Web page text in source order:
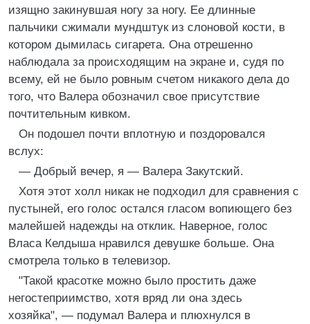
изящно закинувшая ногу за ногу. Ее длинные
пальчики сжимали мундштук из слоновой кости, в
котором дымилась сигарета. Она отрешенно
наблюдала за происходящим на экране и, судя по
всему, ей не было ровным счетом никакого дела до
того, что Валера обозначил свое присутствие
почтительным кивком.
Он подошел почти вплотную и поздоровался
вслух:
— Добрый вечер, я — Валера Закутский.
Хотя этот холл никак не подходил для сравнения с
пустыней, его голос остался гласом вопиющего без
малейшей надежды на отклик. Наверное, голос
Власа Келдыша нравился девушке больше. Она
смотрела только в телевизор.
"Такой красотке можно было простить даже
негостеприимство, хотя вряд ли она здесь
хозяйка", — подумал Валера и плюхнулся в